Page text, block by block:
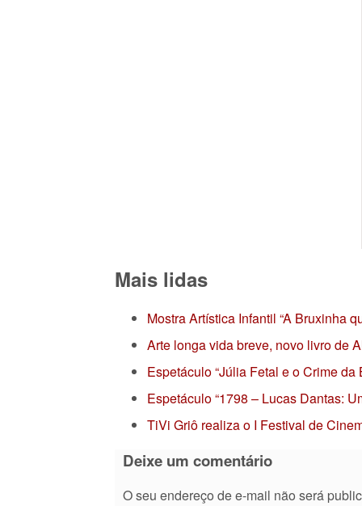
Mais lidas
Mostra Artística Infantil “A Bruxinha
Arte longa vida breve, novo livro de
Espetáculo “Júlia Fetal e o Crime
Espetáculo “1798 – Lucas Dantas:
TiVi Griô realiza o I Festival de
Deixe um comentário
O seu endereço de e-mail não será